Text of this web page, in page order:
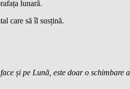
lunară.
care să îl susțină.
și pe Lună, este doar o schimbare